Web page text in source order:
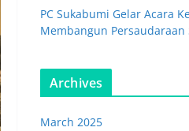
PC Sukabumi Gelar Acara
Membangun Persaudaraan
Archives
March 2025